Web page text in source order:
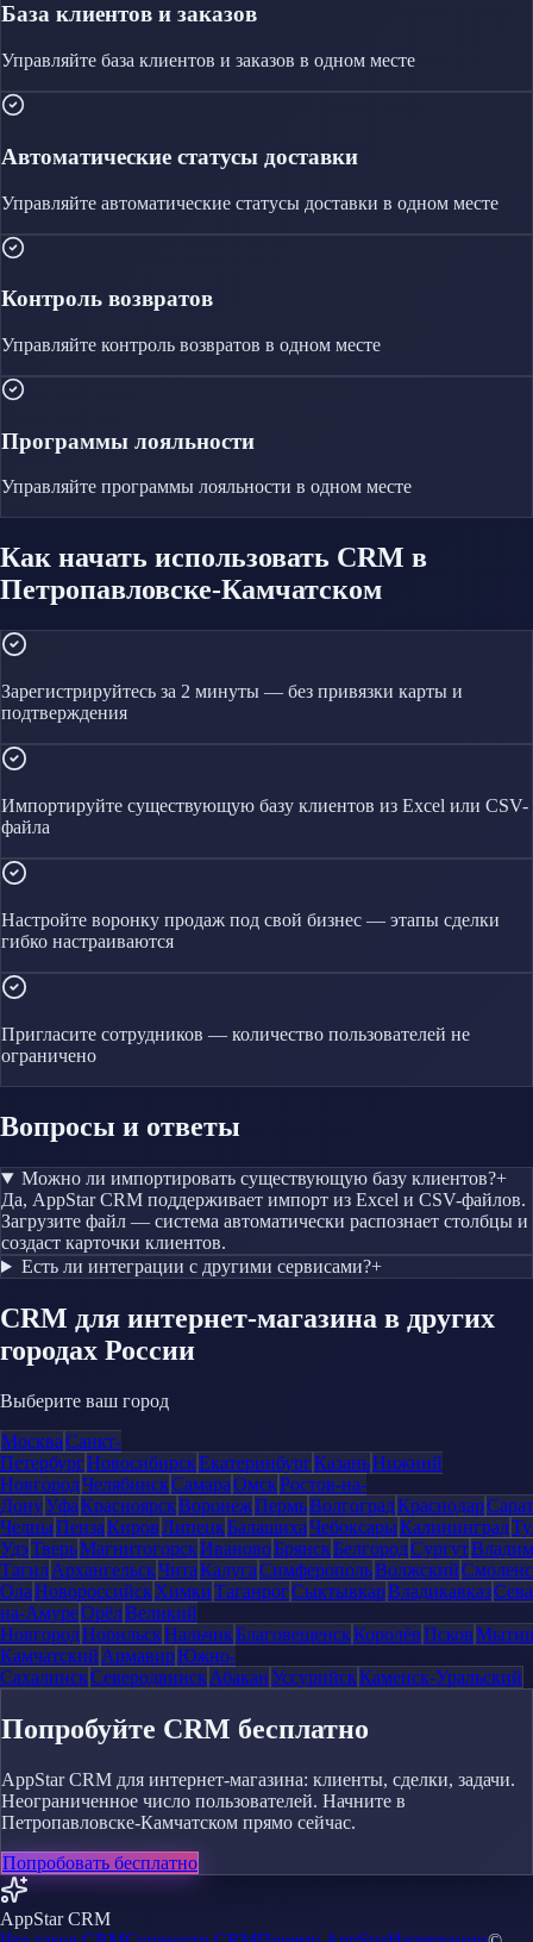
База клиентов и заказов
Управляйте база клиентов и заказов в одном месте
Автоматические статусы доставки
Управляйте автоматические статусы доставки в одном месте
Контроль возвратов
Управляйте контроль возвратов в одном месте
Программы лояльности
Управляйте программы лояльности в одном месте
Как начать использовать CRM в
Петропавловске-Камчатском
Зарегистрируйтесь за 2 минуты — без привязки карты и
подтверждения
Импортируйте существующую базу клиентов из Excel или CSV-
файла
Настройте воронку продаж под свой бизнес — этапы сделки
гибко настраиваются
Пригласите сотрудников — количество пользователей не
ограничено
Вопросы и ответы
Можно ли импортировать существующую базу клиентов?+
Да, AppStar CRM поддерживает импорт из Excel и CSV-файлов.
Загрузите файл — система автоматически распознает столбцы и
создаст карточки клиентов.
Есть ли интеграции с другими сервисами?+
CRM для интернет-магазина в других
городах России
Выберите ваш город
МоскваСанкт-
ПетербургНовосибирскЕкатеринбургКазаньНижний
НовгородЧелябинскСамараОмскРостов-на-
ДонуУфаКрасноярскВоронежПермьВолгоградКраснодар
ЧелныПензаКировЛипецкБалашихаЧебоксарыКалининград
УдэТверьМагнитогорскИвановоБрянскБелгородСургут
ТагилАрхангельскЧитаКалугаСимферопольВолжский
ОлаНовороссийскХимкиТаганрогСыктывкарВладикавказ
на-АмуреОрёлВеликий
НовгородНорильскНальчикБлаговещенскКоролёвПсков
Камчатский АрмавирЮжно-
СахалинскСеверодвинскАбаканУссурийскКаменск-Уральский
Попробуйте CRM бесплатно
AppStar CRM для интернет-магазина: клиенты, сделки, задачи.
Неограниченное число пользователей. Начните в
Петропавловске-Камчатском прямо сейчас.
Попробовать бесплатно
AppStar CRM